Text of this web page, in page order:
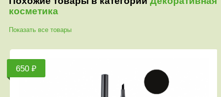
косметика
Показать все товары
650 ₽